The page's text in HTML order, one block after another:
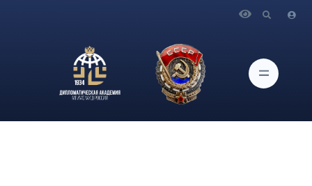
исследований ИАМП Дипломатической академии МИД
России В.Б.Козюлин принял участие в Международной
конференции «Киберстабильность: подходы, перспективы,